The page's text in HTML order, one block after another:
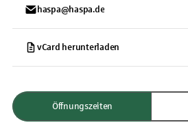
haspa@haspa.de
vCard herunterladen
Öffnungszeiten